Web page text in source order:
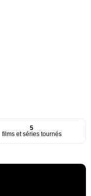
5
films et séries tournés